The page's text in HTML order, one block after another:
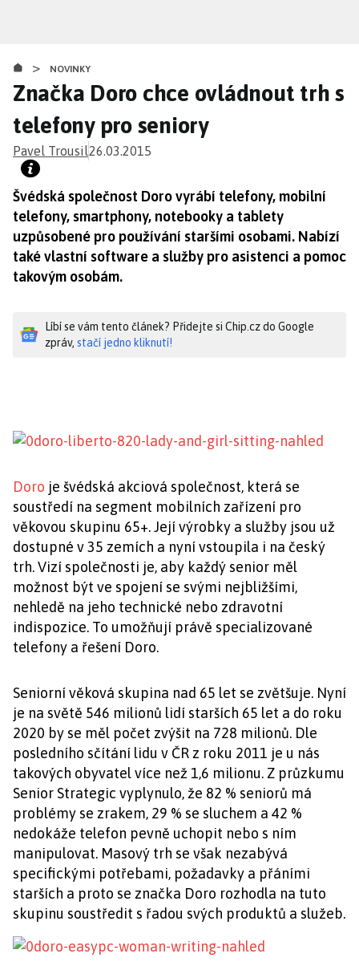
obsahu
> NOVINKY
Značka Doro chce ovládnout trh s
telefony pro seniory
Pavel Trousil26.03.2015
Švédská společnost Doro vyrábí telefony, mobilní
telefony, smartphony, notebooky a tablety
uzpůsobené pro používání staršími osobami. Nabízí
také vlastní software a služby pro asistenci a pomoc
takovým osobám.
Líbí se vám tento článek? Přidejte si Chip.cz do Google
zpráv, stačí jedno kliknutí!
Doro je švédská akciová společnost, která se
soustředí na segment mobilních zařízení pro
věkovou skupinu 65+. Její výrobky a služby jsou už
dostupné v 35 zemích a nyní vstoupila i na český
trh. Vizí společnosti je, aby každý senior měl
možnost být ve spojení se svými nejbližšími,
nehledě na jeho technické nebo zdravotní
indispozice. To umožňují právě specializované
telefony a řešení Doro.
Seniorní věková skupina nad 65 let se zvětšuje. Nyní
je na světě 546 milionů lidí starších 65 let a do roku
2020 by se měl počet zvýšit na 728 milionů. Dle
posledního sčítání lidu v ČR z roku 2011 je u nás
takových obyvatel více než 1,6 milionu. Z průzkumu
Senior Strategic vyplynulo, že 82 % seniorů má
problémy se zrakem, 29 % se sluchem a 42 %
nedokáže telefon pevně uchopit nebo s ním
manipulovat. Masový trh se však nezabývá
specifickými potřebami, požadavky a přáními
starších a proto se značka Doro rozhodla na tuto
skupinu soustředit s řadou svých produktů a služeb.